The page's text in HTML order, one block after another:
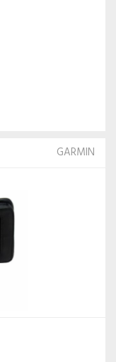
GARMIN